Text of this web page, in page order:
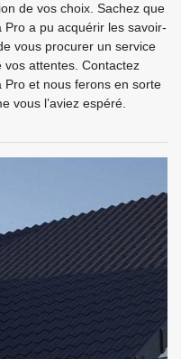
de vos choix. Sachez que
a pu acquérir les savoir-
vous procurer un service
vos attentes. Contactez
et nous ferons en sorte
vous l’aviez espéré.